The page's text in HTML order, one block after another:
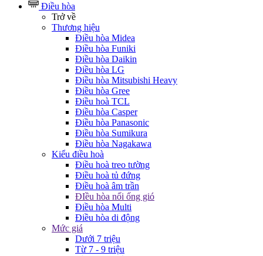
Điều hòa
Trở về
Thương hiệu
Điều hòa Midea
Điều hòa Funiki
Điều hòa Daikin
Điều hòa LG
Điều hòa Mitsubishi Heavy
Điều hòa Gree
Điều hoà TCL
Điều hòa Casper
Điều hòa Panasonic
Điều hòa Sumikura
Điều hòa Nagakawa
Kiểu điều hoà
Điều hoà treo tường
Điều hoà tủ đứng
Điều hoà âm trần
ĐIều hòa nối ống gió
Điều hòa Multi
Điều hòa di động
Mức giá
Dưới 7 triệu
Từ 7 - 9 triệu